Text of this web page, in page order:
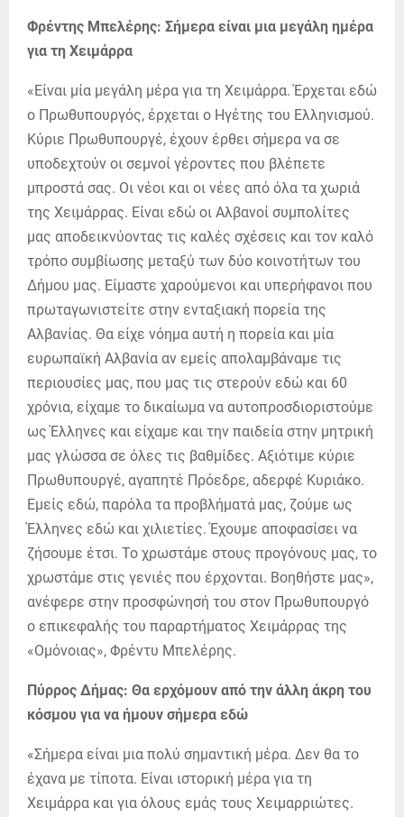
Φρέντης Μπελέρης: Σήμερα είναι μια μεγάλη ημέρα
για τη Χειμάρρα
«Είναι μία μεγάλη μέρα για τη Χειμάρρα. Έρχεται εδώ
ο Πρωθυπουργός, έρχεται ο Ηγέτης του Ελληνισμού.
Κύριε Πρωθυπουργέ, έχουν έρθει σήμερα να σε
υποδεχτούν οι σεμνοί γέροντες που βλέπετε
μπροστά σας. Οι νέοι και οι νέες από όλα τα χωριά
της Χειμάρρας. Είναι εδώ οι Αλβανοί συμπολίτες
μας αποδεικνύοντας τις καλές σχέσεις και τον καλό
τρόπο συμβίωσης μεταξύ των δύο κοινοτήτων του
Δήμου μας. Είμαστε χαρούμενοι και υπερήφανοι που
πρωταγωνιστείτε στην ενταξιακή πορεία της
Αλβανίας. Θα είχε νόημα αυτή η πορεία και μία
ευρωπαϊκή Αλβανία αν εμείς απολαμβάναμε τις
περιουσίες μας, που μας τις στερούν εδώ και 60
χρόνια, είχαμε το δικαίωμα να αυτοπροσδιοριστούμε
ως Έλληνες και είχαμε και την παιδεία στην μητρική
μας γλώσσα σε όλες τις βαθμίδες. Αξιότιμε κύριε
Πρωθυπουργέ, αγαπητέ Πρόεδρε, αδερφέ Κυριάκο.
Εμείς εδώ, παρόλα τα προβλήματά μας, ζούμε ως
Έλληνες εδώ και χιλιετίες. Έχουμε αποφασίσει να
ζήσουμε έτσι. Το χρωστάμε στους προγόνους μας, το
χρωστάμε στις γενιές που έρχονται. Βοηθήστε μας»,
ανέφερε στην προσφώνησή του στον Πρωθυπουργό
ο επικεφαλής του παραρτήματος Χειμάρρας της
«Ομόνοιας», Φρέντυ Μπελέρης.
Πύρρος Δήμας: Θα ερχόμουν από την άλλη άκρη του
κόσμου για να ήμουν σήμερα εδώ
«Σήμερα είναι μια πολύ σημαντική μέρα. Δεν θα το
έχανα με τίποτα. Είναι ιστορική μέρα για τη
Χειμάρρα και για όλους εμάς τους Χειμαρριώτες.